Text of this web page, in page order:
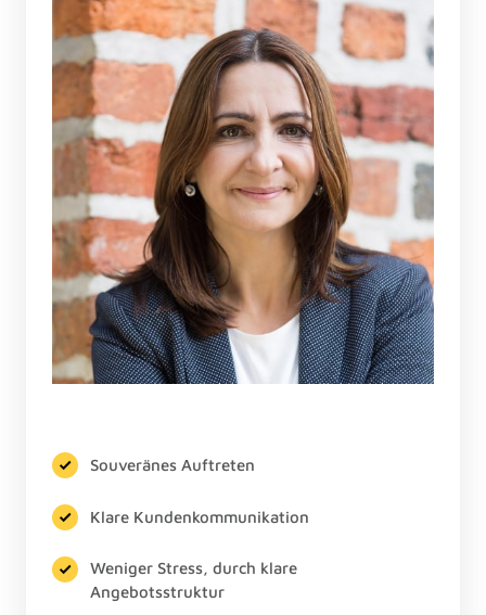
Souveränes Auftreten
Klare Kundenkommunikation
Weniger Stress, durch klare
Angebotsstruktur